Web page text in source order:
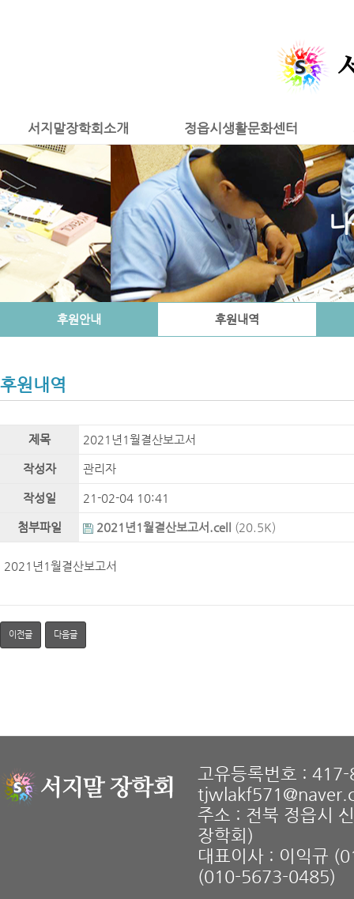
서지말장학회소개 정읍시생활문화센터
후원안내 후원내역
후원내역
제목 2021년1월결산보고서
작성자 관리자
작성일 21-02-04 10:41
첨부파일 2021년1월결산보고서.cell (20.5K)
2021년1월결산보고서
이전글 다음글
고유등록번호 :
주소 : 전북 정읍시
장학회)
대표이사 : 이익규
(010-5673-0485)